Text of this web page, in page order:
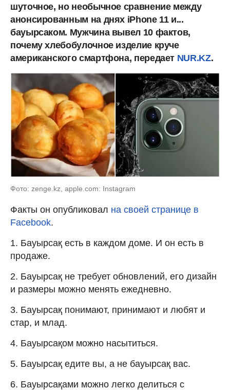
шуточное, но необычное сравнение между
анонсированным на днях iPhone 11 и...
бауырсаком. Мужчина вывел 10 фактов,
почему хлебобулочное изделие круче
американского смартфона, передает NUR.KZ.
Фото: zenge.kz, apple.com: Instagram
Факты он опубликовал на своей странице в
Facebook.
1. Бауырсақ есть в каждом доме. И он есть в
продаже.
2. Бауырсақ не требует обновлений, его дизайн
и размеры можно менять ежедневно.
3. Бауырсақ понимают, принимают и любят и
стар, и млад.
4. Бауырсақом можно насытиться.
5. Бауырсақ едите вы, а не бауырсақ вас.
6. Бауырсақами можно легко делиться с